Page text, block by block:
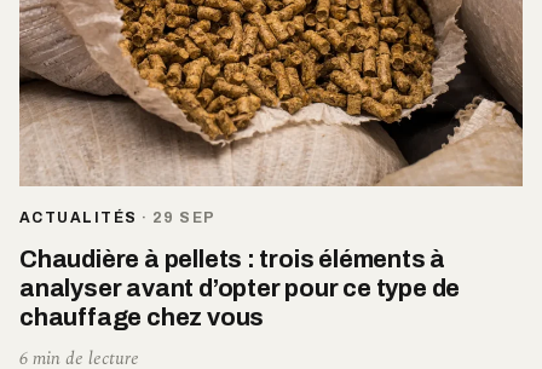
ACTUALITÉS · 29 SEP
Chaudière à pellets : trois éléments à
analyser avant d’opter pour ce type de
chauffage chez vous
6 min de lecture